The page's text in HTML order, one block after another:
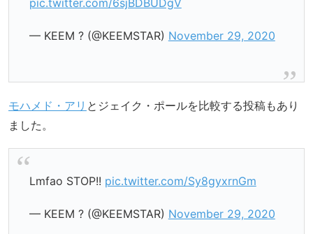
pic.twitter.com/6sjBDBUDgV
— KEEM ? (@KEEMSTAR) November 29, 2020
モハメド・アリ とジェイク・ポールを比較する投稿もあり
ました。
Lmfao STOP!! pic.twitter.com/Sy8gyxrnGm
— KEEM ? (@KEEMSTAR) November 29, 2020